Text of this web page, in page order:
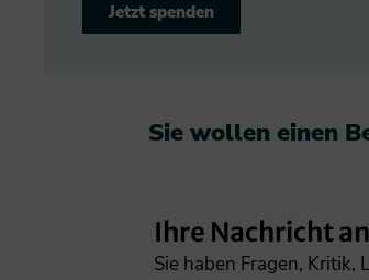
Jetzt spenden
Sie wollen einen
Ihre Nachricht
Sie haben Fragen, Kritik,